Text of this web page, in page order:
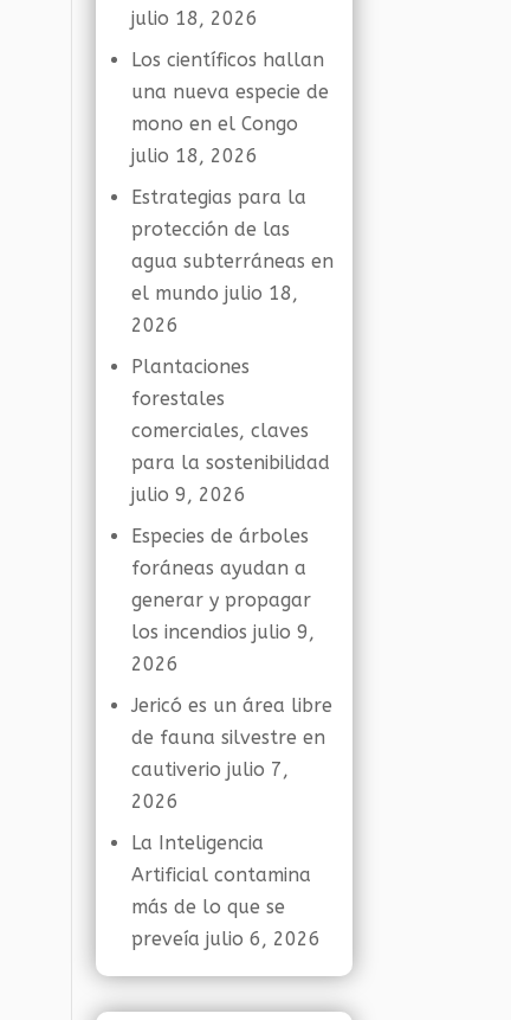
julio 18, 2026
Los científicos hallan
una nueva especie de
mono en el Congo
julio 18, 2026
Estrategias para la
protección de las
agua subterráneas en
el mundo julio 18,
2026
Plantaciones
forestales
comerciales, claves
para la sostenibilidad
julio 9, 2026
Especies de árboles
foráneas ayudan a
generar y propagar
los incendios julio 9,
2026
Jericó es un área libre
de fauna silvestre en
cautiverio julio 7,
2026
La Inteligencia
Artificial contamina
más de lo que se
preveía julio 6, 2026